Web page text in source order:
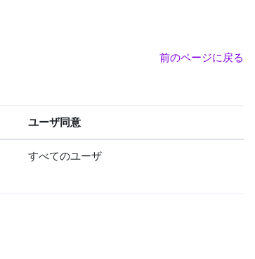
前のページに戻る
ユーザ同意
すべてのユーザ